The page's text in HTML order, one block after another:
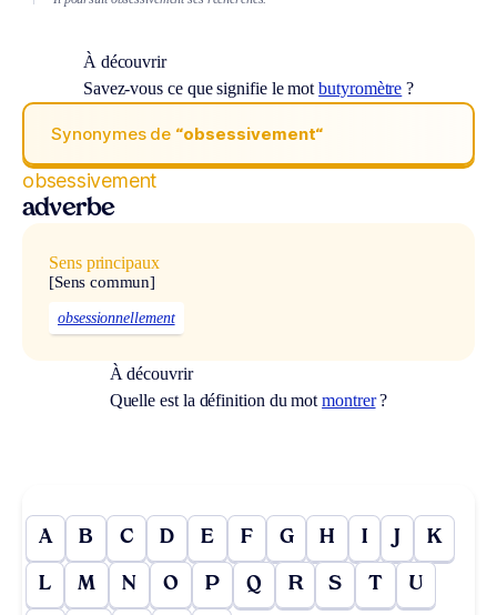
À découvrir
Savez-vous ce que signifie le motbutyromètre ?
Synonymes de “obsessivement“
obsessivement
adverbe
Sens principaux
[Sens commun]
obsessionnellement
À découvrir
Quelle est la définition du motmontrer?
A B C D E F G H I J K
L M N O P Q R S T U